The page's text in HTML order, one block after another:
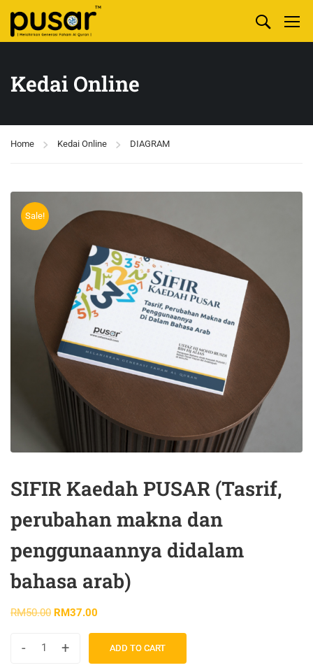
Kedai Online
Home Kedai Online DIAGRAM
Sale!
SIFIR Kaedah PUSAR (Tasrif,
perubahan makna dan
penggunaannya didalam
bahasa arab)
RM50.00 RM37.00
- + ADD TO CART